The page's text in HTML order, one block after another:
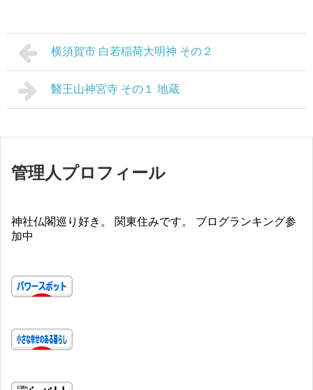
横須賀市 白若稲荷大明神 その２
醫王山神宮寺 その１ 地蔵
管理人プロフィール
神社仏閣巡り好き。 関東住みです。 ブログランキング参
加中